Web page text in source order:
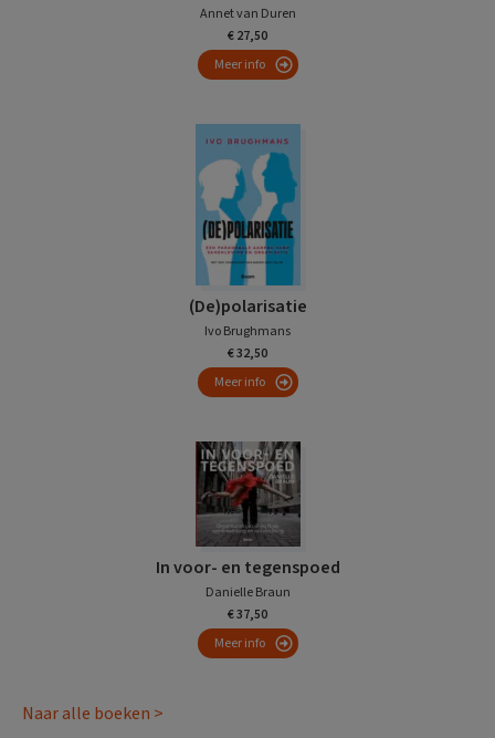
Annet van Duren
€ 27,50
Meer info
(De)polarisatie
Ivo Brughmans
€ 32,50
Meer info
In voor- en tegenspoed
Danielle Braun
€ 37,50
Meer info
Naar alle boeken >